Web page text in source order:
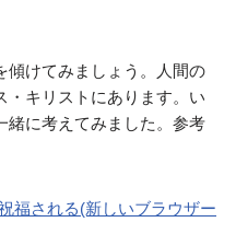
傾けてみましょう。人間の
・キリストにあります。い
緒に考えてみました。参考
福される(新しいブラウザー